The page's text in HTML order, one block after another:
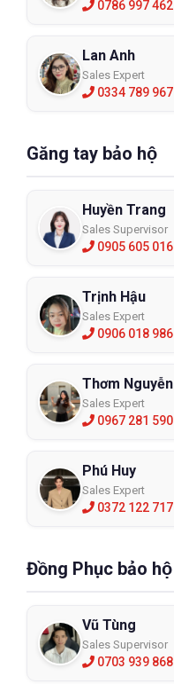
0786 997 462
Lan Anh
Sales Expert
0334 789 967
Găng tay bảo hộ
Huyền Trang
Sales Supervisor
0905 605 016
Trịnh Hậu
Sales Expert
0906 018 986
Thơm Nguyễn
Sales Expert
0967 281 590
Phú Huy
Sales Expert
0372 122 717
Đồng Phục bảo hộ
Vũ Tùng
Sales Supervisor
0703 939 868